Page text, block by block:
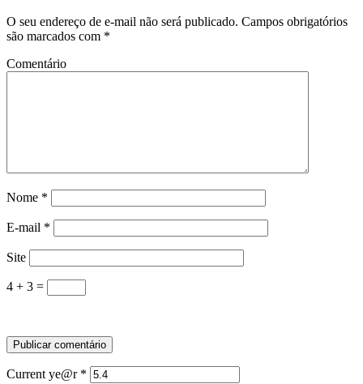
O seu endereço de e-mail não será publicado. Campos obrigatórios
são marcados com *
Comentário
Nome *
E-mail *
Site
4 + 3 =
Current ye@r *